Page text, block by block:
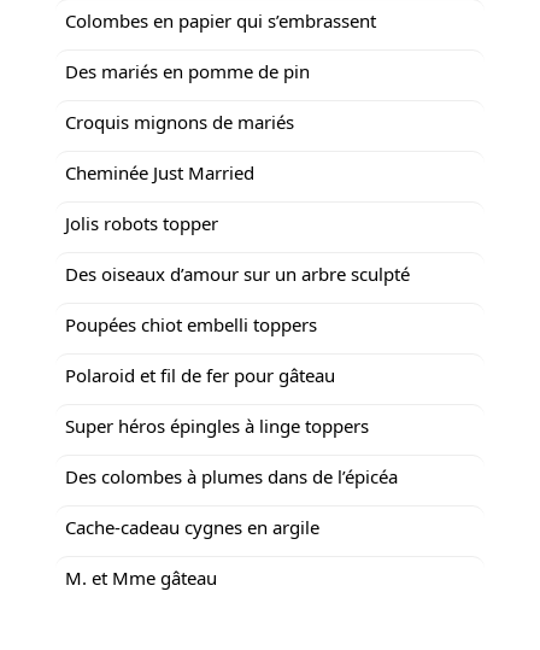
Colombes en papier qui s’embrassent
Des mariés en pomme de pin
Croquis mignons de mariés
Cheminée Just Married
Jolis robots topper
Des oiseaux d’amour sur un arbre sculpté
Poupées chiot embelli toppers
Polaroid et fil de fer pour gâteau
Super héros épingles à linge toppers
Des colombes à plumes dans de l’épicéa
Cache-cadeau cygnes en argile
M. et Mme gâteau